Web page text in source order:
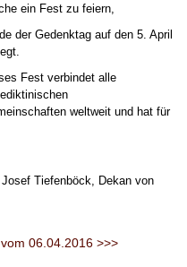
ein Fest zu feiern,
der Gedenktag auf den 5. April
Fest verbindet alle
weltweit und hat für
Tiefenböck, Dekan von
06.04.2016 >>>